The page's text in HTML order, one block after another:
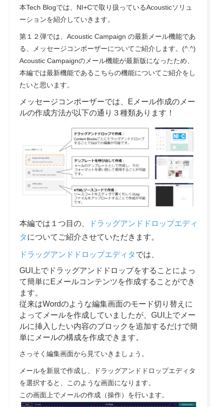
本Tech Blogでは、NI+Cで取り扱っているAcousticソリュ
ーションを紹介していきます。
第１２弾では、Acoustic Campaign の最新メール機能であ
る、メッセージコンポーザーについてご紹介します。(^.^)
Acoustic Campaignのメール機能が最新版になったため、
本編では最新機能であるこちらの機能についてご紹介をし
たいと思います。
メッセージコンポーザーでは、Eメール作成のメー
ルの作成方法が以下の通り３種類あります！
本編では１つ目の、
ドラッグアンドドロップエディ
タ についてご紹介させていただきます。
ドラッグアンドドロップエディタ では、
GUI上でドラッグアンドドロップをすることによっ
て簡単にEメールコンテンツを作成することができ
ます。
従来はWordのような編集画面のモード切り替えに
よってメールを作成していましたが、GUI上でメー
ルに挿入したい内容のブロックを追加するだけで簡
単にメールの構成を作成できます。
さっそく編集画面から見ていきましょう。
メールを新規で作成し、ドラッグアンドドロップエディタ
を選択すると、このような画面になります。
この画面上でメールの作成（操作）を行います。